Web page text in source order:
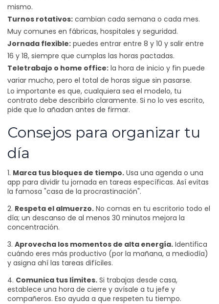
mismo.
Turnos rotativos: cambian cada semana o cada mes.
Muy comunes en fábricas, hospitales y seguridad.
Jornada flexible: puedes entrar entre 8 y 10 y salir entre
16 y 18, siempre que cumplas las horas pactadas.
Teletrabajo o home office: la hora de inicio y fin puede
variar mucho, pero el total de horas sigue sin pasarse.
Lo importante es que, cualquiera sea el modelo, tu
contrato debe describirlo claramente. Si no lo ves escrito,
pide que lo añadan antes de firmar.
Consejos para organizar tu
día
1. Marca tus bloques de tiempo. Usa una agenda o una
app para dividir tu jornada en tareas específicas. Así evitas
la famosa "casa de la procrastinación".
2. Respeta el almuerzo. No comas en tu escritorio todo el
día; un descanso de al menos 30 minutos mejora la
concentración.
3. Aprovecha los momentos de alta energía. Identifica
cuándo eres más productivo (por la mañana, a mediodía)
y asigna ahí las tareas difíciles.
4. Comunica tus límites. Si trabajas desde casa,
establece una hora de cierre y avísale a tu jefe y
compañeros. Eso ayuda a que respeten tu tiempo.